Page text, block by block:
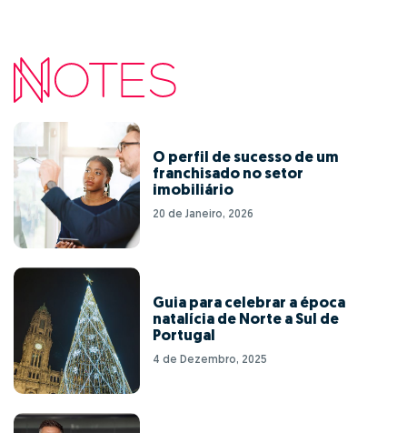
O perfil de sucesso de um
franchisado no setor
imobiliário
20 de Janeiro, 2026
Guia para celebrar a época
natalícia de Norte a Sul de
Portugal
4 de Dezembro, 2025